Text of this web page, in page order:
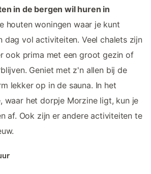
in de bergen wil huren in
houten woningen waar je kunt
dag vol activiteiten. Veel chalets zijn
ook prima met een groot gezin of
Geniet met z'n allen bij de
lekker op in de sauna. In het
waar het dorpje Morzine ligt, kun je
af. Ook zijn er andere activiteiten te